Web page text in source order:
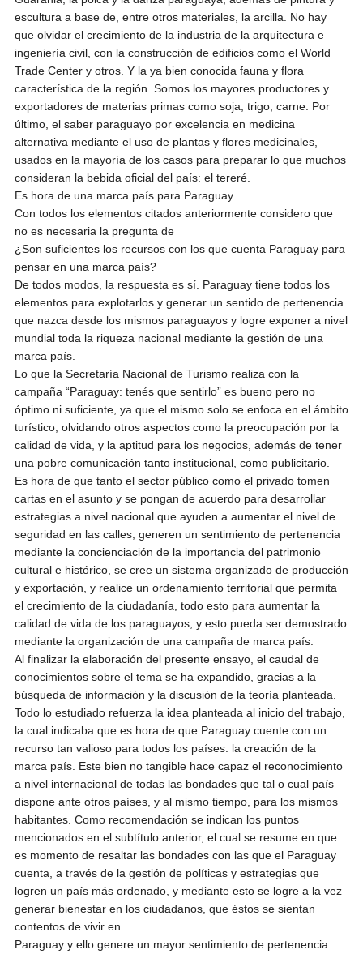
escultura a base de, entre otros materiales, la arcilla. No hay
que olvidar el crecimiento de la industria de la arquitectura e
ingeniería civil, con la construcción de edificios como el World
Trade Center y otros. Y la ya bien conocida fauna y flora
característica de la región. Somos los mayores productores y
exportadores de materias primas como soja, trigo, carne. Por
último, el saber paraguayo por excelencia en medicina
alternativa mediante el uso de plantas y flores medicinales,
usados en la mayoría de los casos para preparar lo que muchos
consideran la bebida oficial del país: el tereré.
Es hora de una marca país para Paraguay
Con todos los elementos citados anteriormente considero que
no es necesaria la pregunta de
¿Son suficientes los recursos con los que cuenta Paraguay para
pensar en una marca país?
De todos modos, la respuesta es sí. Paraguay tiene todos los
elementos para explotarlos y generar un sentido de pertenencia
que nazca desde los mismos paraguayos y logre exponer a nivel
mundial toda la riqueza nacional mediante la gestión de una
marca país.
Lo que la Secretaría Nacional de Turismo realiza con la
campaña “Paraguay: tenés que sentirlo” es bueno pero no
óptimo ni suficiente, ya que el mismo solo se enfoca en el ámbito
turístico, olvidando otros aspectos como la preocupación por la
calidad de vida, y la aptitud para los negocios, además de tener
una pobre comunicación tanto institucional, como publicitario.
Es hora de que tanto el sector público como el privado tomen
cartas en el asunto y se pongan de acuerdo para desarrollar
estrategias a nivel nacional que ayuden a aumentar el nivel de
seguridad en las calles, generen un sentimiento de pertenencia
mediante la concienciación de la importancia del patrimonio
cultural e histórico, se cree un sistema organizado de producción
y exportación, y realice un ordenamiento territorial que permita
el crecimiento de la ciudadanía, todo esto para aumentar la
calidad de vida de los paraguayos, y esto pueda ser demostrado
mediante la organización de una campaña de marca país.
Al finalizar la elaboración del presente ensayo, el caudal de
conocimientos sobre el tema se ha expandido, gracias a la
búsqueda de información y la discusión de la teoría planteada.
Todo lo estudiado refuerza la idea planteada al inicio del trabajo,
la cual indicaba que es hora de que Paraguay cuente con un
recurso tan valioso para todos los países: la creación de la
marca país. Este bien no tangible hace capaz el reconocimiento
a nivel internacional de todas las bondades que tal o cual país
dispone ante otros países, y al mismo tiempo, para los mismos
habitantes. Como recomendación se indican los puntos
mencionados en el subtítulo anterior, el cual se resume en que
es momento de resaltar las bondades con las que el Paraguay
cuenta, a través de la gestión de políticas y estrategias que
logren un país más ordenado, y mediante esto se logre a la vez
generar bienestar en los ciudadanos, que éstos se sientan
contentos de vivir en
Paraguay y ello genere un mayor sentimiento de pertenencia.